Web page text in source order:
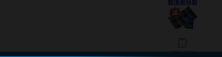
下载APP